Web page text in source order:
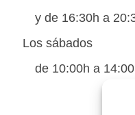
y de 16:30h a
Los sábados
de 10:00h a